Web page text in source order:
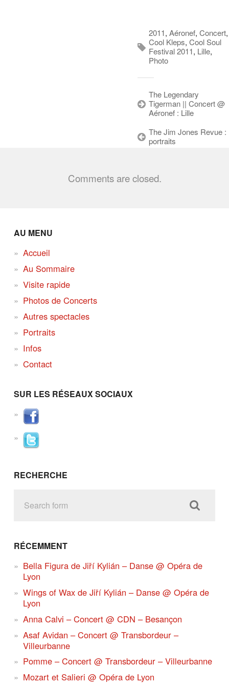
2011, Aéronef, Concert,
Cool Kleps, Cool Soul
Festival 2011, Lille,
Photo
The Legendary
Tigerman || Concert @
Aéronef : Lille
The Jim Jones Revue :
portraits
Comments are closed.
AU MENU
Accueil
Au Sommaire
Visite rapide
Photos de Concerts
Autres spectacles
Portraits
Infos
Contact
SUR LES RÉSEAUX SOCIAUX
RECHERCHE
RÉCEMMENT
Bella Figura de Jiří Kylián – Danse @ Opéra de
Lyon
Wings of Wax de Jiří Kylián – Danse @ Opéra de
Lyon
Anna Calvi – Concert @ CDN – Besançon
Asaf Avidan – Concert @ Transbordeur –
Villeurbanne
Pomme – Concert @ Transbordeur – Villeurbanne
Mozart et Salieri @ Opéra de Lyon